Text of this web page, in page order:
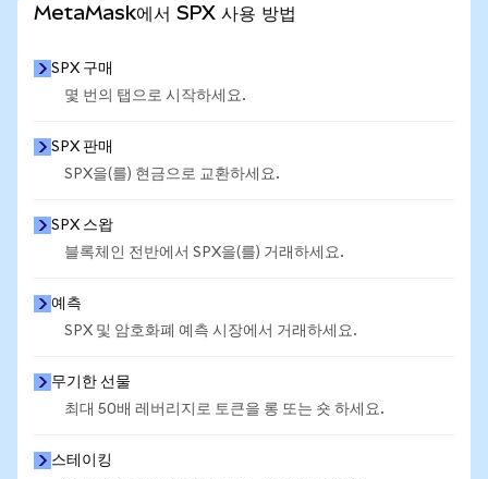
MetaMask에서 SPX 사용 방법
SPX 구매
몇 번의 탭으로 시작하세요.
SPX 판매
SPX을(를) 현금으로 교환하세요.
SPX 스왑
블록체인 전반에서 SPX을(를) 거래하세요.
예측
SPX 및 암호화폐 예측 시장에서 거래하세요.
무기한 선물
최대 50배 레버리지로 토큰을 롱 또는 숏 하세요.
스테이킹